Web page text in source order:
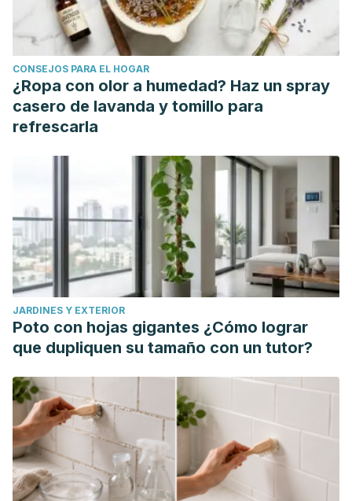
genetics,
(2), 150.
Volponi, A. A., Pang, Y., & Sharpe, P. T. (2010). Stem cell-
based biological tooth repair and regeneration.Trends in
cell biology, 20 (12), 715-722.
Ordóñez Romero, I. (2018).
Células madre de la pulpa
dental y su potencial terapéutico
(Bachelor's thesis,
Jarama, D. O. L., Gavilanes, T. A. U., Arreaga, F. G. G., &
García, H. V. V. (2018). Importancia de la medicina
regenerativa en la odontología.
RECIMUNDO: Revista
Científica de la Investigación y el Conocimiento
2(1), 197-
224.
Acosta Zambrano, M. G. (2021). Células madre de orígen
dentario y su relación terapéutica con la regeneración
ósea(Bachelor's thesis, Universidad de Guayaquil.
Facultad Piloto de Odontología).
Investigación con células madre de origen dentario.
Actualización.Gaceta dental: Industria y profesiones
118-129.
Arany, P. R., Cho, A., Hunt, T. D., Sidhu, G., Shin, K., Hahm,
E., ... & J. Mooney, D. (2014). Photoactivation of
endogenous latent transforming growth factor–β1 directs
CONSEJOS PARA EL HOGAR
¿Ropa con olor a humedad? Haz un spray
casero de lavanda y tomillo para
refrescarla
JARDINES Y EXTERIOR
Poto con hojas gigantes ¿Cómo lograr
que dupliquen su tamaño con un tutor?